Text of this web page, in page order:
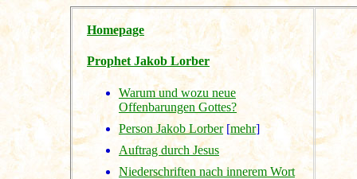
Homepage
Prophet Jakob Lorber
Warum und wozu neue
Offenbarungen Gottes?
Person Jakob Lorber[mehr]
Auftrag durch Jesus
Niederschriften nach innerem Wort